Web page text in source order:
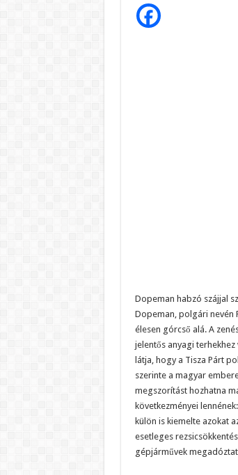
Dopeman habzó szájjal
Dopeman, polgári nevén
élesen górcső alá. A
jelentős anyagi
látja, hogy a Tisza Párt
szerinte a magyar
megszorítást hozhatna
következményei
külön is kiemelte azokat
esetleges
gépjárművek